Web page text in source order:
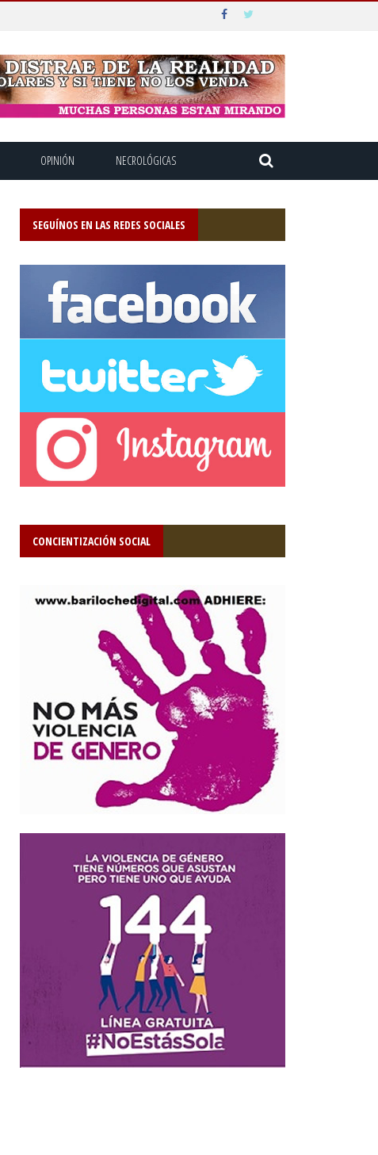
OPINIÓN NECROLÓGICAS
SEGUÍNOS EN LAS REDES SOCIALES
CONCIENTIZACIÓN SOCIAL